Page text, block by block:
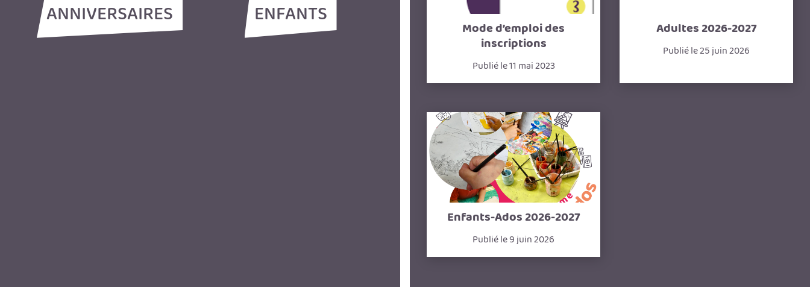
ANNIVERSAIRES ENFANTS
Mode d’emploi des
inscriptions
Publié le 11 mai 2023
Adultes 2026-2027
Publié le 25 juin 2026
Enfants-Ados 2026-2027
Publié le 9 juin 2026